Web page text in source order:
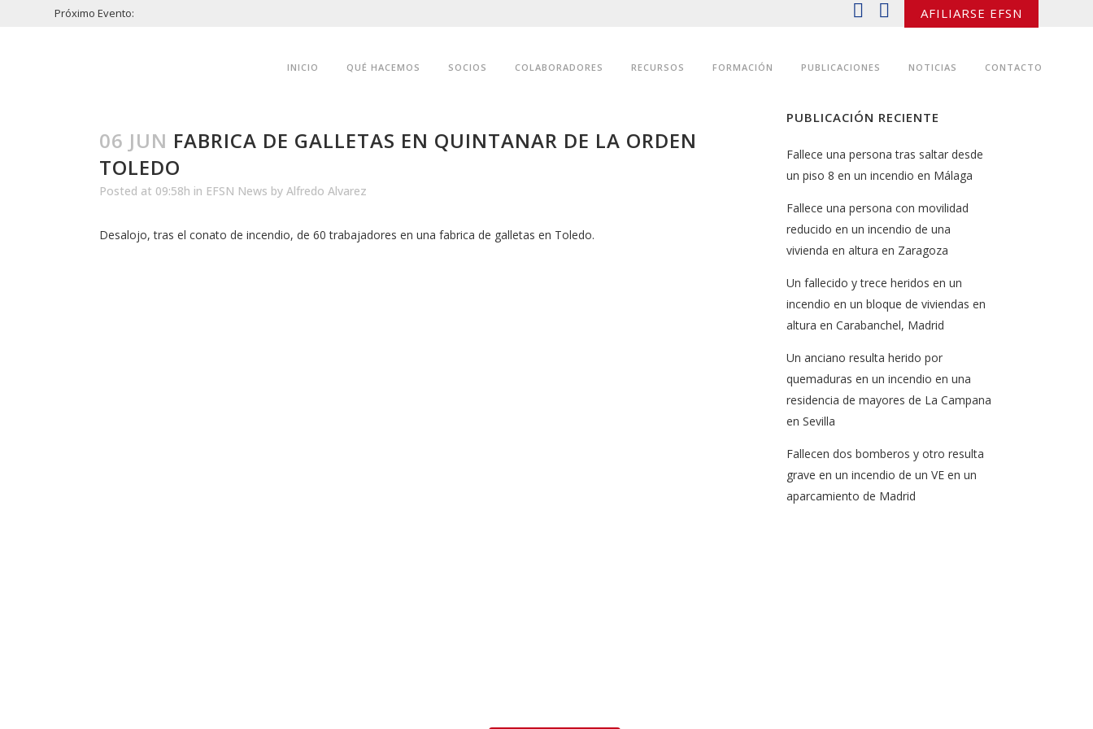
Próximo Evento: AFILIARSE EFSN
INICIO QUÉ HACEMOS SOCIOS COLABORADORES RECURSOS FORMACIÓN PUBLICACIONES NOTICIAS CONTACTO
06 JUN FABRICA DE GALLETAS EN QUINTANAR DE LA ORDEN
TOLEDO
Posted at 09:58h in EFSN News by Alfredo Alvarez
Desalojo, tras el conato de incendio, de 60 trabajadores en una fabrica de galletas en Toledo.
PUBLICACIÓN RECIENTE
Fallece una persona tras saltar desde
un piso 8 en un incendio en Málaga
Fallece una persona con movilidad
reducido en un incendio de una
vivienda en altura en Zaragoza
Un fallecido y trece heridos en un
incendio en un bloque de viviendas en
altura en Carabanchel, Madrid
Un anciano resulta herido por
quemaduras en un incendio en una
residencia de mayores de La Campana
en Sevilla
Fallecen dos bomberos y otro resulta
grave en un incendio de un VE en un
aparcamiento de Madrid